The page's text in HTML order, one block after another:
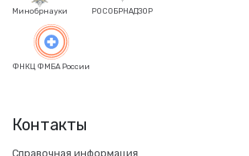
Минобрнауки РОСОБРНАДЗОР
ФНКЦ ФМБА России
Контакты
Справочная информация